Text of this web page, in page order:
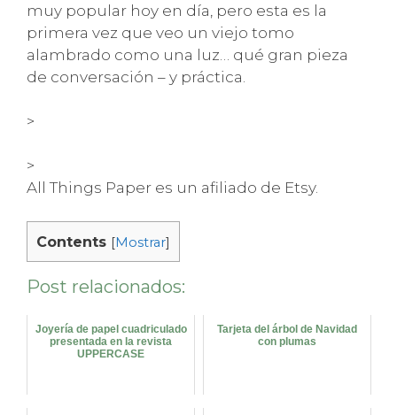
muy popular hoy en día, pero esta es la
primera vez que veo un viejo tomo
alambrado como una luz… qué gran pieza
de conversación – y práctica.
>
>
All Things Paper es un afiliado de Etsy.
Contents [Mostrar]
Post relacionados:
Joyería de papel cuadriculado
presentada en la revista
UPPERCASE
Tarjeta del árbol de Navidad
con plumas